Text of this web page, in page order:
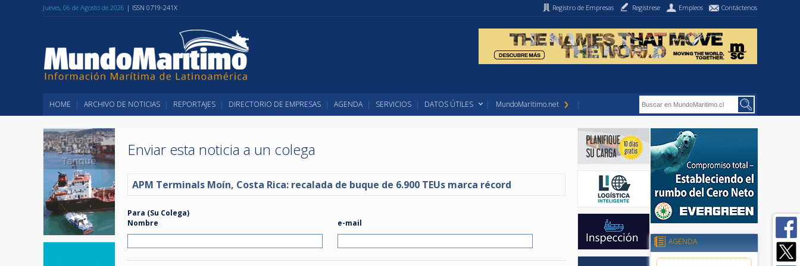
Jueves, 06 de Agosto de 2026 | ISSN 0719-241X Registro de Empresas Regístrese Empleos Contáctenos
HOME ARCHIVO DE NOTICIAS REPORTAJES DIRECTORIO DE EMPRESAS AGENDA SERVICIOS DATOS ÚTILES MundoMaritimo.net
Enviar esta noticia a un colega
APM Terminals Moín, Costa Rica: recalada de buque de 6.900 TEUs marca récord
Para (Su Colega)
Nombre
e-mail
AGENDA